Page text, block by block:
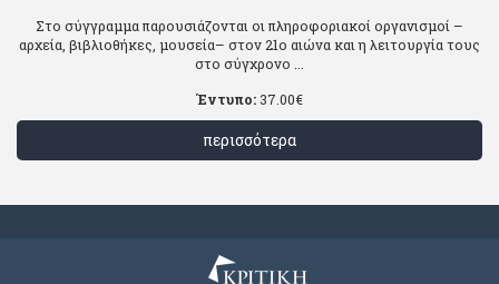
Στο σύγγραμμα παρουσιάζονται οι πληροφοριακοί οργανισμοί –
αρχεία, βιβλιοθήκες, μουσεία– στον 21ο αιώνα και η λειτουργία τους
στο σύγχρονο ...
Έντυπο: 37.00€
περισσότερα